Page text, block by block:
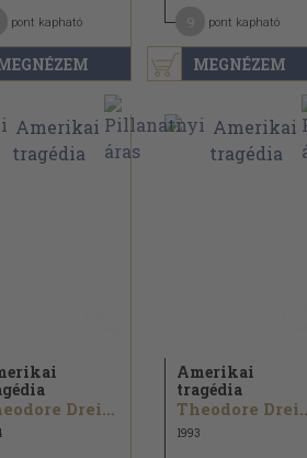
pont kapható
MEGNÉZEM
pont kapható
Theodore Dreiser
Amerikai
tragédia
1993